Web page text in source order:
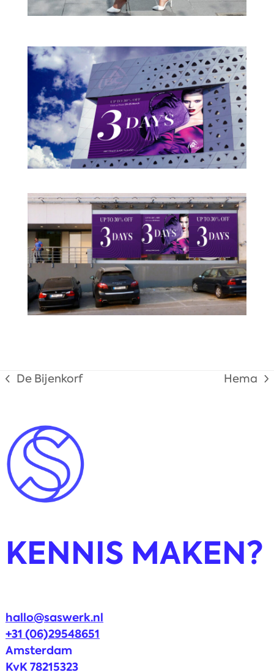
previous
De Bijenkorf
next
Hema
KENNIS MAKEN?
hallo@saswerk.nl
+31 (06)29548651
Amsterdam
KvK 78215323